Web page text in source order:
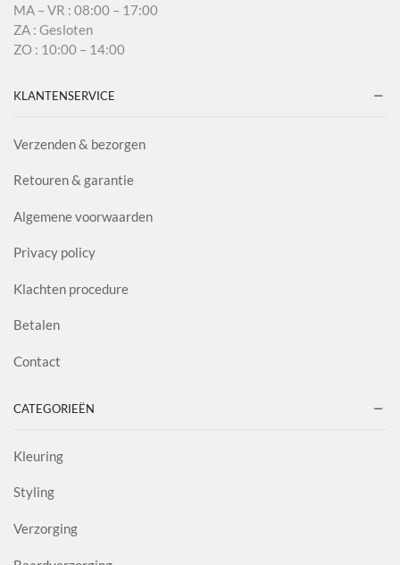
MA – VR : 08:00 – 17:00
ZA : Gesloten
ZO : 10:00 – 14:00
KLANTENSERVICE
Verzenden & bezorgen
Retouren & garantie
Algemene voorwaarden
Privacy policy
Klachten procedure
Betalen
Contact
CATEGORIEËN
Kleuring
Styling
Verzorging